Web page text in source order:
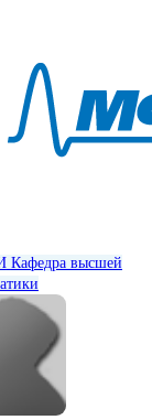
Кафедра высшей